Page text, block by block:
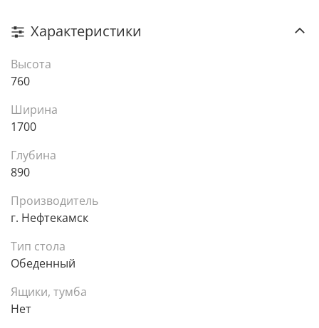
Характеристики
Высота
760
Ширина
1700
Глубина
890
Производитель
г. Нефтекамск
Тип стола
Обеденный
Ящики, тумба
Нет